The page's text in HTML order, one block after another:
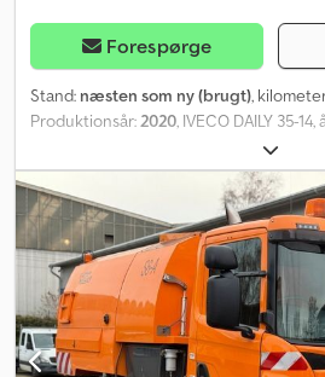
Forespørge
Stand: næsten som ny (brugt),
Produktionsår: 2020 , IVECO DAILY 35-
benzin/metan, motor 3000, 43.000 km,
kam, EPRESSA tipbar affaldscontainer,
finansiering. Djdpfovnzpwjx Agxock